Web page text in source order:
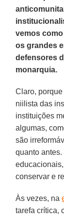
vemos
os grandes
defensores
monarquia.
Claro,
niilista das
instituições
algumas,
são
quanto
conservar e
Às vezes, na
tarefa crítica,